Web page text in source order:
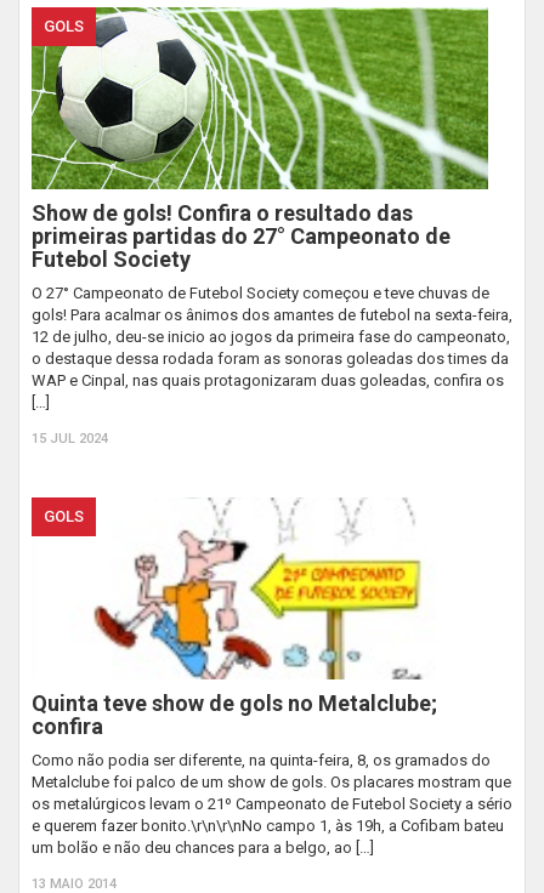
GOLS
Show de gols! Confira o resultado das
primeiras partidas do 27° Campeonato de
Futebol Society
O 27° Campeonato de Futebol Society começou e teve chuvas de
gols! Para acalmar os ânimos dos amantes de futebol na sexta-feira,
12 de julho, deu-se inicio ao jogos da primeira fase do campeonato,
o destaque dessa rodada foram as sonoras goleadas dos times da
WAP e Cinpal, nas quais protagonizaram duas goleadas, confira os
[…]
15 JUL 2024
GOLS
Quinta teve show de gols no Metalclube;
confira
Como não podia ser diferente, na quinta-feira, 8, os gramados do
Metalclube foi palco de um show de gols. Os placares mostram que
os metalúrgicos levam o 21º Campeonato de Futebol Society a sério
e querem fazer bonito.\r\n\r\nNo campo 1, às 19h, a Cofibam bateu
um bolão e não deu chances para a belgo, ao […]
13 MAIO 2014